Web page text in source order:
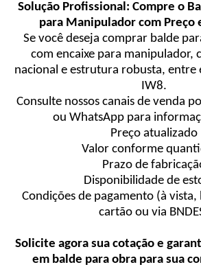
Solução Profissional: Compre o
para Manipulador com Preço
Se você deseja comprar balde
com encaixe para manipulador,
nacional e estrutura robusta, entre
IW8.
Consulte nossos canais de venda
ou WhatsApp para
Preço atualizado
Valor conforme
Prazo de
Disponibilidade de
Condições de pagamento (à
cartão ou via
Solicite agora sua cotação e
em balde para obra para sua